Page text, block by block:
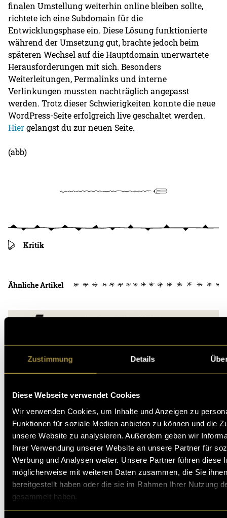
Zustimmung Details
Diese Webseite verwendet Cookies
Wir verwenden Cookies, um Inhalte und Anzeigen zu
Funktionen für soziale Medien anbieten zu können und die
unsere Website zu analysieren. Außerdem geben wir
Ihrer Verwendung unserer Website an unsere Partner für
Werbung und Analysen weiter. Unsere Partner führen diese
möglicherweise mit weiteren Daten zusammen, die Sie ihnen
bereitgestellt haben oder die sie im Rahmen Ihrer Nutzung
gesammelt haben.
finalen Umstellung weiterhin online bleiben sollte,
richtete ich eine Subdomain für die
Entwicklungsphase ein. Diese Lösung funktionierte
während der Umsetzung gut, brachte jedoch beim
späteren Wechsel auf die Hauptdomain unerwartete
Herausforderungen mit sich. Besonders
Weiterleitungen, Permalinks und interne
Verlinkungen mussten nachträglich angepasst
werden. Trotz dieser Schwierigkeiten konnte die neue
WordPress-Seite erfolgreich live geschaltet werden.
Hiergelangst du zur neuen Seite.
(abb)
Kritik
Ähnliche Artikel
Webtool für